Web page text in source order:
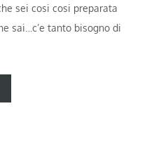
sei cosi cosi preparata
sai…c’e tanto bisogno di